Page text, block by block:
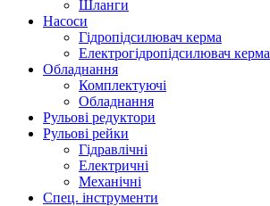
Шланги
Насоси
Гідропідсилювач керма
Електрогідропідсилювач керма
Обладнання
Комплектуючі
Обладнання
Рульові редуктори
Рульові рейки
Гідравлічні
Електричні
Механічні
Спец. інструменти